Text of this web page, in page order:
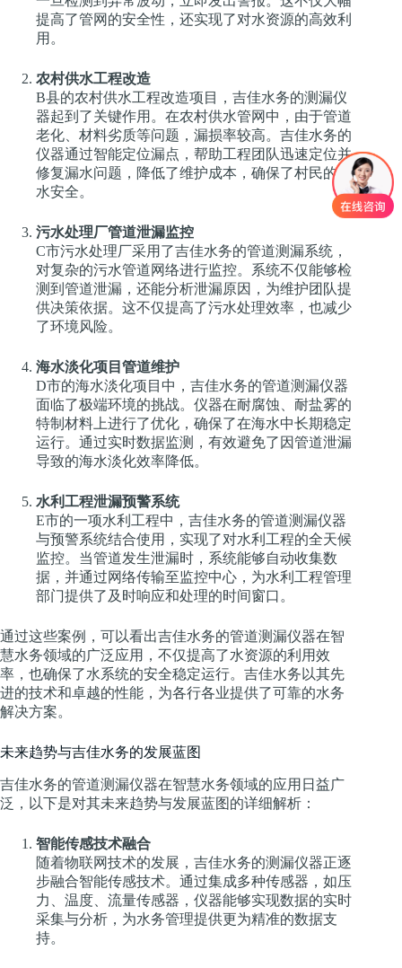
提高了管网的安全性，还实现了对水资源的高效利
用。
农村供水工程改造
B县的农村供水工程改造项目，吉佳水务的测漏仪
器起到了关键作用。在农村供水管网中，由于管道
老化、材料劣质等问题，漏损率较高。吉佳水务的
仪器通过智能定位漏点，帮助工程团队迅速定位并
修复漏水问题，降低了维护成本，确保了村民的饮
水安全。
污水处理厂管道泄漏监控
C市污水处理厂采用了吉佳水务的管道测漏系统，
对复杂的污水管道网络进行监控。系统不仅能够检
测到管道泄漏，还能分析泄漏原因，为维护团队提
供决策依据。这不仅提高了污水处理效率，也减少
了环境风险。
海水淡化项目管道维护
D市的海水淡化项目中，吉佳水务的管道测漏仪器
面临了极端环境的挑战。仪器在耐腐蚀、耐盐雾的
特制材料上进行了优化，确保了在海水中长期稳定
运行。通过实时数据监测，有效避免了因管道泄漏
导致的海水淡化效率降低。
水利工程泄漏预警系统
E市的一项水利工程中，吉佳水务的管道测漏仪器
与预警系统结合使用，实现了对水利工程的全天候
监控。当管道发生泄漏时，系统能够自动收集数
据，并通过网络传输至监控中心，为水利工程管理
部门提供了及时响应和处理的时间窗口。
通过这些案例，可以看出吉佳水务的管道测漏仪器在智
慧水务领域的广泛应用，不仅提高了水资源的利用效
率，也确保了水系统的安全稳定运行。吉佳水务以其先
进的技术和卓越的性能，为各行各业提供了可靠的水务
解决方案。
未来趋势与吉佳水务的发展蓝图
吉佳水务的管道测漏仪器在智慧水务领域的应用日益广
泛，以下是对其未来趋势与发展蓝图的详细解析：
智能传感技术融合
随着物联网技术的发展，吉佳水务的测漏仪器正逐
步融合智能传感技术。通过集成多种传感器，如压
力、温度、流量传感器，仪器能够实现数据的实时
采集与分析，为水务管理提供更为精准的数据支
持。